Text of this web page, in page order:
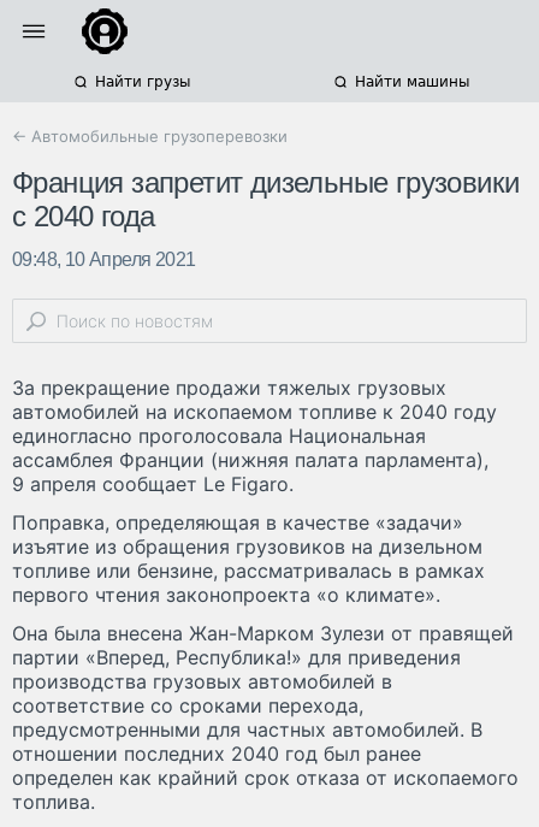
Найти грузы Найти машины
← Автомобильные грузоперевозки
Франция запретит дизельные грузовики
с 2040 года
09:48, 10 Апреля 2021
За прекращение продажи тяжелых грузовых
автомобилей на ископаемом топливе к 2040 году
единогласно проголосовала Национальная
ассамблея Франции (нижняя палата парламента),
9 апреля сообщает Le Figaro.
Поправка, определяющая в качестве «задачи»
изъятие из обращения грузовиков на дизельном
топливе или бензине, рассматривалась в рамках
первого чтения законопроекта «о климате».
Она была внесена Жан-Марком Зулези от правящей
партии «Вперед, Республика!» для приведения
производства грузовых автомобилей в
соответствие со сроками перехода,
предусмотренными для частных автомобилей. В
отношении последних 2040 год был ранее
определен как крайний срок отказа от ископаемого
топлива.